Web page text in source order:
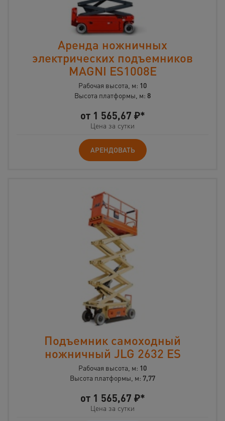
Аренда ножничных
электрических подъемников
MAGNI ES1008E
Рабочая высота, м: 10
Высота платформы, м: 8
от 1 565,67 ₽*
Цена за сутки
АРЕНДОВАТЬ
Подъемник самоходный
ножничный JLG 2632 ES
Рабочая высота, м: 10
Высота платформы, м: 7,77
от 1 565,67 ₽*
Цена за сутки